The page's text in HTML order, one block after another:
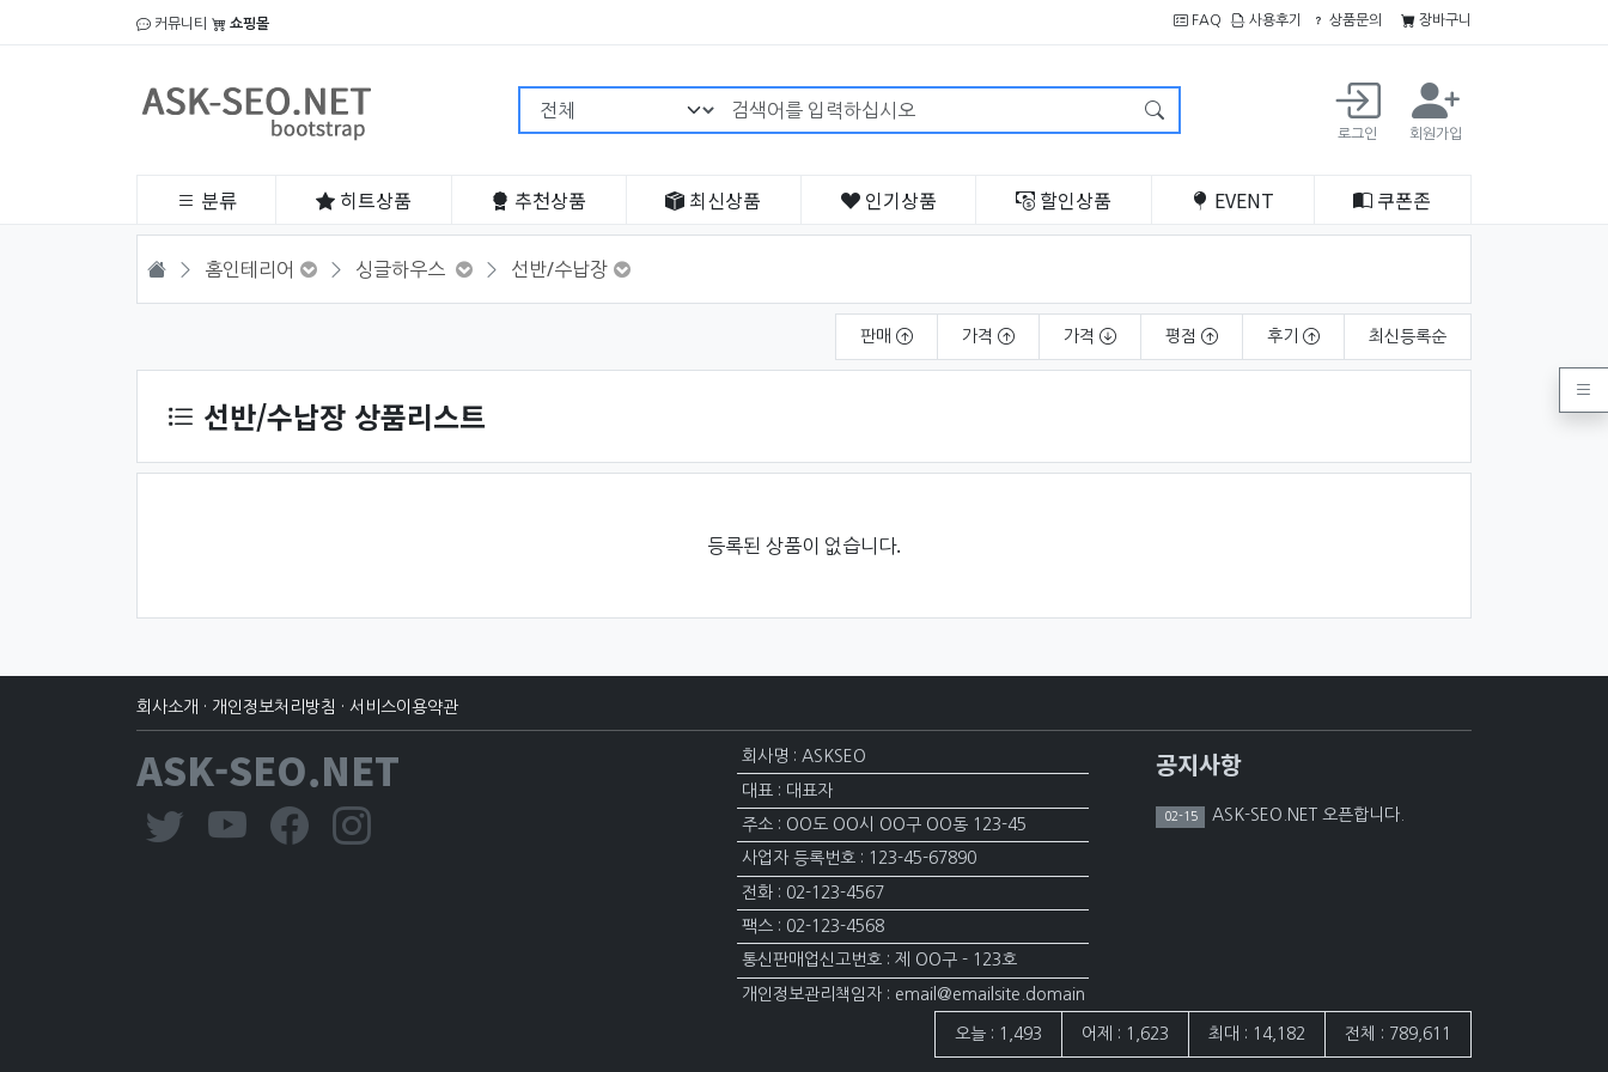
커뮤니티 쇼핑몰 FAQ 사용후기 상품문의 장바구니
검색어 필수
로그인 회원가입
분류 히트상품 추천상품 최신상품 인기상품 할인상품 EVENT 쿠폰존
HOME 홈인테리어 싱글하우스 선반/수납장
판매 가격 가격 평점 후기 최신등록순
선반/수납장 상품리스트
등록된 상품이 없습니다.
회사소개 · 개인정보처리방침 · 서비스이용약관
ASK-SEO.NET 회사명 : ASKSEO
대표 : 대표자
주소 : OO도 OO시 OO구 OO동 123-45
사업자 등록번호 : 123-45-67890
전화 : 02-123-4567
팩스 : 02-123-4568
통신판매업신고번호 : 제 OO구 - 123호
개인정보관리책임자 : email@emailsite.domain
공지사항
02-15 ASK-SEO.NET 오픈합니다.
접속자집계
오늘 : 1,493 어제 : 1,623 최대 : 14,182 전체 : 789,611